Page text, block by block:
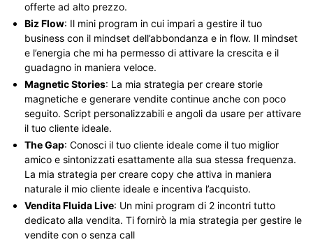
offerte ad alto prezzo.
Biz Flow: Il mini program in cui impari a gestire il tuo
business con il mindset dell’abbondanza e in flow. Il mindset
e l’energia che mi ha permesso di attivare la crescita e il
guadagno in maniera veloce.
Magnetic Stories: La mia strategia per creare storie
magnetiche e generare vendite continue anche con poco
seguito. Script personalizzabili e angoli da usare per attivare
il tuo cliente ideale.
The Gap: Conosci il tuo cliente ideale come il tuo miglior
amico e sintonizzati esattamente alla sua stessa frequenza.
La mia strategia per creare copy che attiva in maniera
naturale il mio cliente ideale e incentiva l’acquisto.
Vendita Fluida Live: Un mini program di 2 incontri tutto
dedicato alla vendita. Ti fornirò la mia strategia per gestire le
vendite con o senza call